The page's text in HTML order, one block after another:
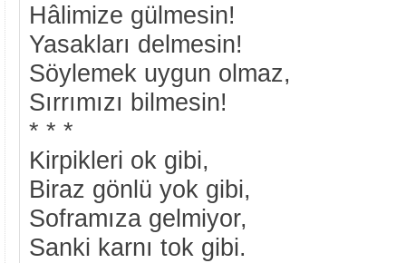
Hâlimize gülmesin!
Yasakları delmesin!
Söylemek uygun olmaz,
Sırrımızı bilmesin!
* * *
Kirpikleri ok gibi,
Biraz gönlü yok gibi,
Soframıza gelmiyor,
Sanki karnı tok gibi.